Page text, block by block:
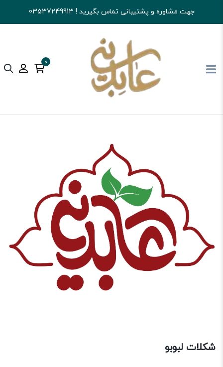
جهت مشاوره و پشتیبانی تماس بگیرید ! 03537249913
0
آجیل و خشکبار عابدینی شکلات شکلات کاکایویی
شکلات لبوبو